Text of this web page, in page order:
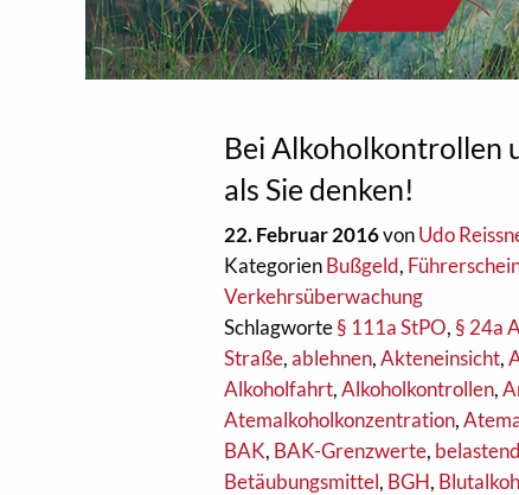
Bei Alkoholkontrollen
als Sie denken!
22. Februar 2016vonUdo
KategorienBußgeld,
Verkehrsüberwachung
Schlagworte§ 111a StPO, § 24a
Straße,ablehnen,Akteneinsicht,
Alkoholfahrt,Alkoholkontrollen,
Atemalkoholkonzentration,
BAK, BAK-Grenzwerte,
Betäubungsmittel, BGH,